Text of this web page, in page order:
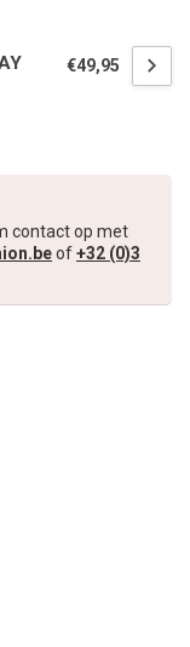
€49,95
contact op met
of+32 (0)3
bestelling
van €45,00